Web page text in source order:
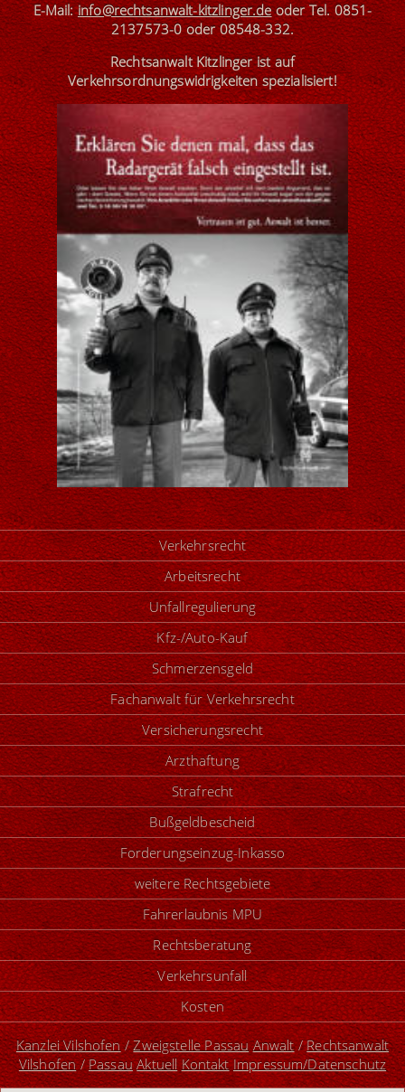
E-Mail:info@rechtsanwalt-kitzlinger.de oderTel. 0851-
2137573-0oder08548-332.
Rechtsanwalt Kitzlinger istauf
Verkehrsordnungswidrigkeitenspezialisiert!
Verkehrsrecht
Arbeitsrecht
Unfallregulierung
Kfz-/Auto-Kauf
Schmerzensgeld
Fachanwalt für Verkehrsrecht
Versicherungsrecht
Arzthaftung
Strafrecht
Bußgeldbescheid
Forderungseinzug-Inkasso
weitere Rechtsgebiete
Fahrerlaubnis MPU
Rechtsberatung
Verkehrsunfall
Kosten
Kanzlei Vilshofen/Zweigstelle Passau Anwalt/Rechtsanwalt
Vilshofen/Passau Aktuell Kontakt Impressum/Datenschutz